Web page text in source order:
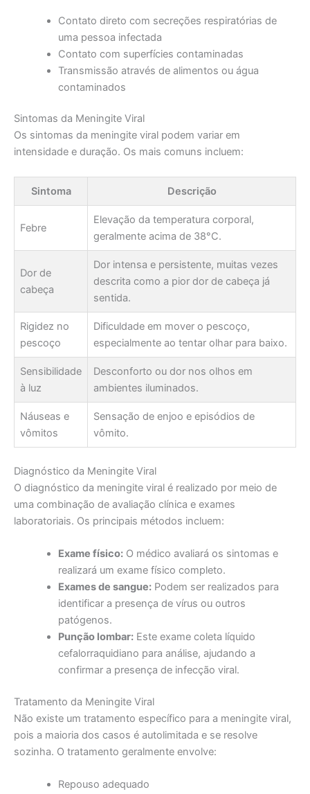
Contato direto com secreções respiratórias de
uma pessoa infectada
Contato com superfícies contaminadas
Transmissão através de alimentos ou água
contaminados
Sintomas da Meningite Viral
Os sintomas da meningite viral podem variar em
intensidade e duração. Os mais comuns incluem:
Sintoma Descrição
Febre
Elevação da temperatura corporal,
geralmente acima de 38°C.
Dor de
cabeça
Dor intensa e persistente, muitas vezes
descrita como a pior dor de cabeça já
sentida.
Rigidez no
pescoço
Dificuldade em mover o pescoço,
especialmente ao tentar olhar para baixo.
Sensibilidade
à luz
Desconforto ou dor nos olhos em
ambientes iluminados.
Náuseas e
vômitos
Sensação de enjoo e episódios de
vômito.
Diagnóstico da Meningite Viral
O diagnóstico da meningite viral é realizado por meio de
uma combinação de avaliação clínica e exames
laboratoriais. Os principais métodos incluem:
Exame físico:O médico avaliará os sintomas e
realizará um exame físico completo.
Exames de sangue:Podem ser realizados para
identificar a presença de vírus ou outros
patógenos.
Punção lombar:Este exame coleta líquido
cefalorraquidiano para análise, ajudando a
confirmar a presença de infecção viral.
Tratamento da Meningite Viral
Não existe um tratamento específico para a meningite viral,
pois a maioria dos casos é autolimitada e se resolve
sozinha. O tratamento geralmente envolve:
Repouso adequado